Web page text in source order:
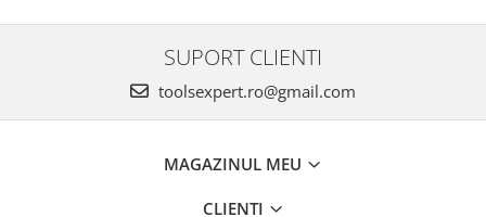
SUPORT CLIENTI
toolsexpert.ro@gmail.com
MAGAZINUL MEU
CLIENTI